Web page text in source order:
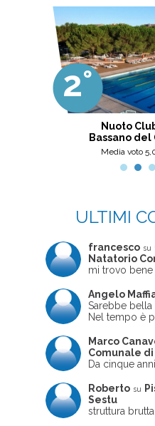
2°
Nuoto
Bassano del
Media voto
ULTIMI
francesco su
Natatorio
mi trovo bene
Angelo
Sarebbe bella
Nel tempo è
ne usciva
ritrovato le
perché
frequentata
Marco
Comunale
Da cinque
pomeriggio
in questa
due figli che
Roberto su
Sestu
struttura